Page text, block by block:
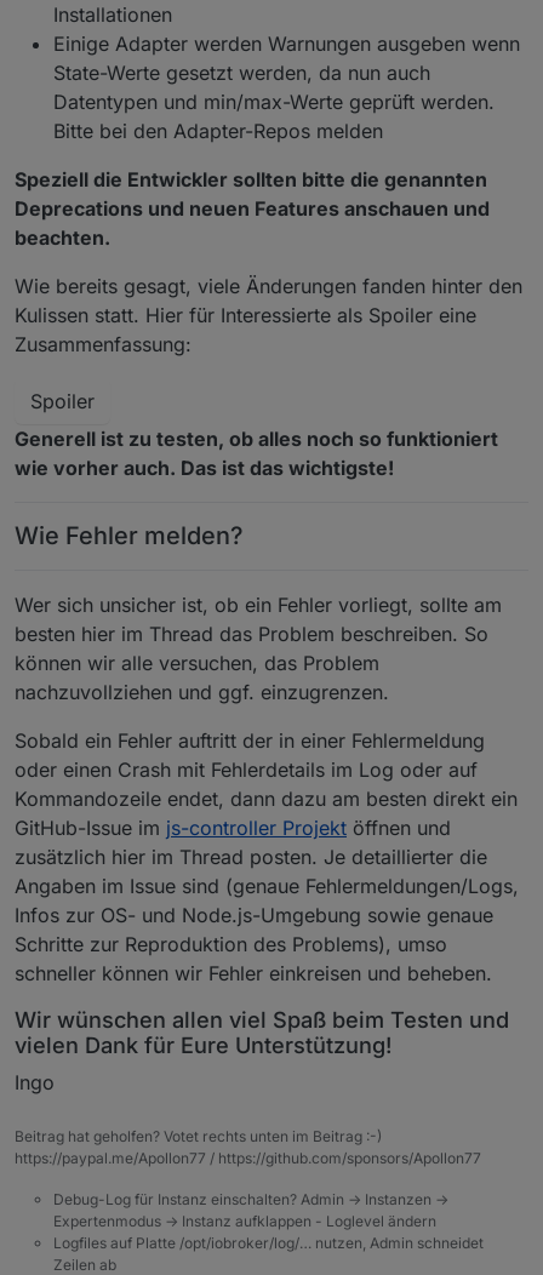
Installationen
Einige Adapter werden Warnungen ausgeben wenn
State-Werte gesetzt werden, da nun auch
Datentypen und min/max-Werte geprüft werden.
Bitte bei den Adapter-Repos melden
Speziell die Entwickler sollten bitte die genannten
Deprecations und neuen Features anschauen und
beachten.
Wie bereits gesagt, viele Änderungen fanden hinter den
Kulissen statt. Hier für Interessierte als Spoiler eine
Zusammenfassung:
Spoiler
Generell ist zu testen, ob alles noch so funktioniert
wie vorher auch. Das ist das wichtigste!
Wie Fehler melden?
Wer sich unsicher ist, ob ein Fehler vorliegt, sollte am
besten hier im Thread das Problem beschreiben. So
können wir alle versuchen, das Problem
nachzuvollziehen und ggf. einzugrenzen.
Sobald ein Fehler auftritt der in einer Fehlermeldung
oder einen Crash mit Fehlerdetails im Log oder auf
Kommandozeile endet, dann dazu am besten direkt ein
GitHub-Issue im js-controller Projekt öffnen und
zusätzlich hier im Thread posten. Je detaillierter die
Angaben im Issue sind (genaue Fehlermeldungen/Logs,
Infos zur OS- und Node.js-Umgebung sowie genaue
Schritte zur Reproduktion des Problems), umso
schneller können wir Fehler einkreisen und beheben.
Wir wünschen allen viel Spaß beim Testen und
vielen Dank für Eure Unterstützung!
Ingo
Beitrag hat geholfen? Votet rechts unten im Beitrag :-)
https://paypal.me/Apollon77 / https://github.com/sponsors/Apollon77
Debug-Log für Instanz einschalten? Admin -> Instanzen ->
Expertenmodus -> Instanz aufklappen - Loglevel ändern
Logfiles auf Platte /opt/iobroker/log/… nutzen, Admin schneidet
Zeilen ab